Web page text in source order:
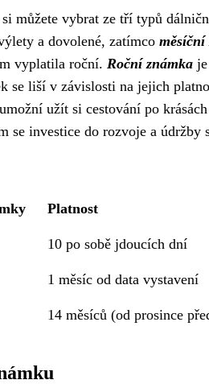
můžete vybrat ze tří typů
a dovolené, zatímco měsíční
vyplatila roční. Roční známka
se liší v závislosti na jejich
užít si cestování po
se investice do rozvoje a
Platnost
10 po sobě jdoucích dní
1 měsíc od data vystavení
14 měsíců (od prosince